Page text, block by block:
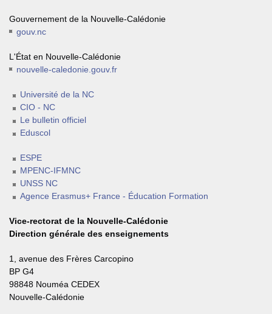
Gouvernement de la Nouvelle-Calédonie
gouv.nc
L'État en Nouvelle-Calédonie
nouvelle-caledonie.gouv.fr
Université de la NC
CIO - NC
Le bulletin officiel
Eduscol
ESPE
MPENC-IFMNC
UNSS NC
Agence Erasmus+ France - Éducation Formation
Vice-rectorat de la Nouvelle-Calédonie
Direction générale des enseignements
1, avenue des Frères Carcopino
BP G4
98848 Nouméa CEDEX
Nouvelle-Calédonie